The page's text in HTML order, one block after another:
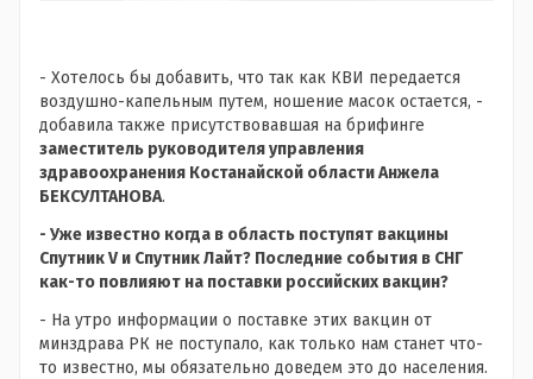
- Хотелось бы добавить, что так как КВИ передается
воздушно-капельным путем, ношение масок остается, -
добавила также присутствовавшая на брифинге
заместитель руководителя управления
здравоохранения Костанайской области Анжела
БЕКСУЛТАНОВА.
- Уже известно когда в область поступят вакцины
Спутник V и Спутник Лайт? Последние события в СНГ
как-то повлияют на поставки российских вакцин?
- На утро информации о поставке этих вакцин от
минздрава РК не поступало, как только нам станет что-
то известно, мы обязательно доведем это до населения.